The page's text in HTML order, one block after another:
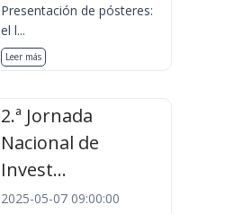
Presentación de pósteres:
el l...
Leer más
2.ª Jornada
Nacional de
Invest...
2025-05-07 09:00:00